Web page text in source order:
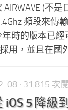
(不
頻段來傳
時的版本已
用，並且在國
08 · 31,815 次
iOS 5 降級